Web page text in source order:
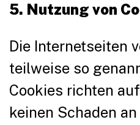
5. Nutzung von
Die Internetseiten
teilweise so
Cookies richten
keinen Schaden